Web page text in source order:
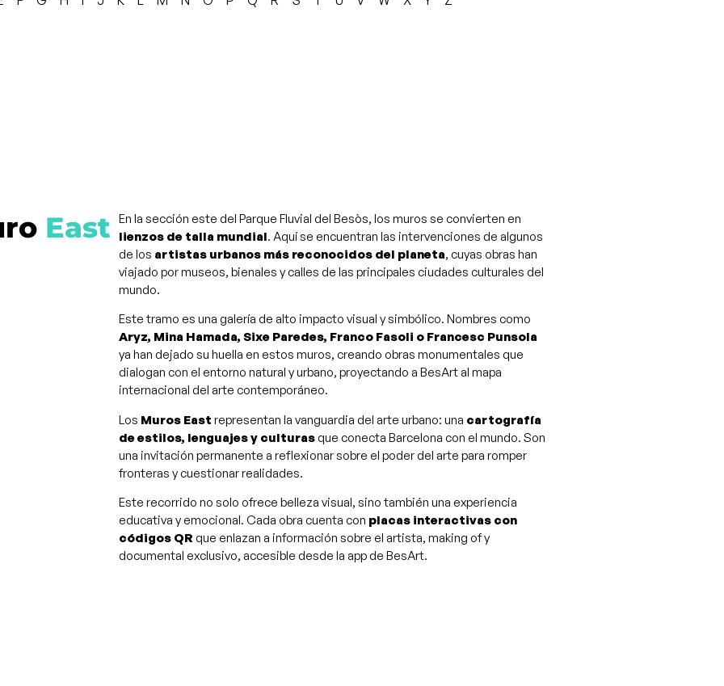
En la sección este del Parque Fluvial del Besòs, los muros se convierten en
lienzos de talla mundial. Aquí se encuentran las intervenciones de algunos
de los artistas urbanos más reconocidos del planeta, cuyas obras han
viajado por museos, bienales y calles de las principales ciudades culturales del
mundo.
Este tramo es una galería de alto impacto visual y simbólico. Nombres como
Aryz, Mina Hamada, Sixe Paredes, Franco Fasoli o Francesc Punsola
ya han dejado su huella en estos muros, creando obras monumentales que
dialogan con el entorno natural y urbano, proyectando a BesArt al mapa
internacional del arte contemporáneo​.
Los Muros East representan la vanguardia del arte urbano: una cartografía
de estilos, lenguajes y culturas que conecta Barcelona con el mundo. Son
una invitación permanente a reflexionar sobre el poder del arte para romper
fronteras y cuestionar realidades.
Este recorrido no solo ofrece belleza visual, sino también una experiencia
educativa y emocional. Cada obra cuenta con placas interactivas con
códigos QR que enlazan a información sobre el artista, making of y
documental exclusivo, accesible desde la app de BesArt.
East